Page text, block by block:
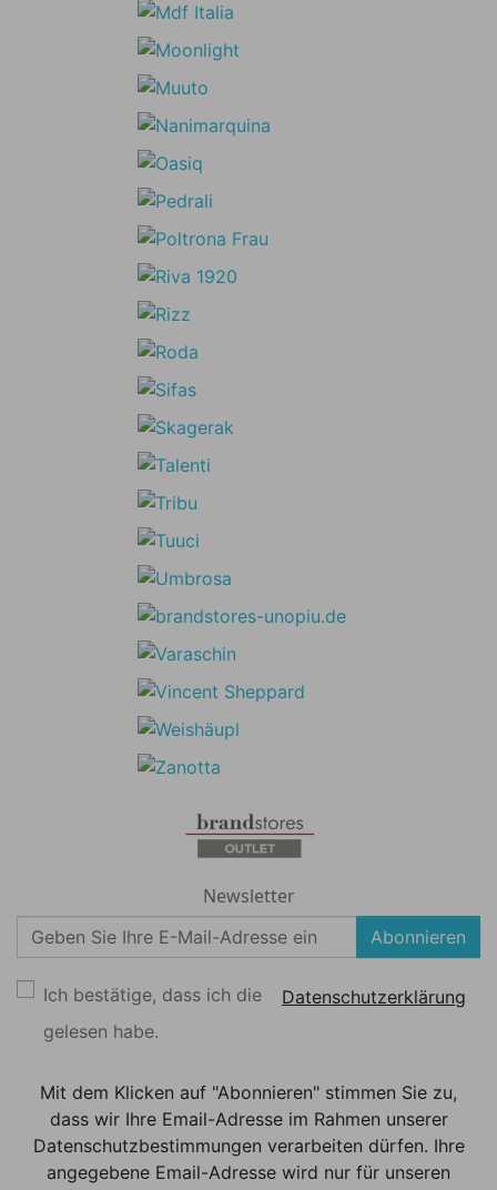
Newsletter
Abonnieren
Ich bestätige, dass ich die
Datenschutzerklärung
gelesen habe.
Mit dem Klicken auf "Abonnieren" stimmen Sie zu,
dass wir Ihre Email-Adresse im Rahmen unserer
Datenschutzbestimmungen verarbeiten dürfen. Ihre
angegebene Email-Adresse wird nur für unseren